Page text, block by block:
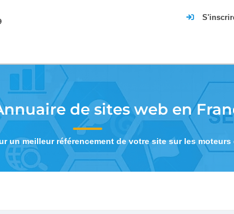
de sites web en
un meilleur référencement de votre site sur les moteurs